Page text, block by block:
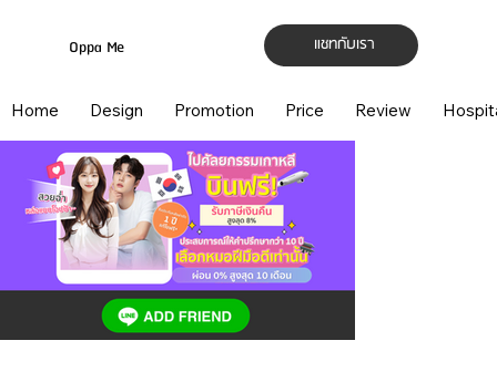
แชทกับเรา
Oppa Me
Home Design Promotion Price Review